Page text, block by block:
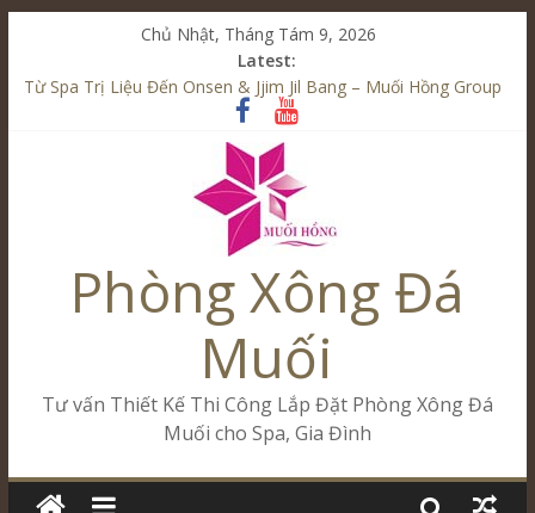
Chủ Nhật, Tháng Tám 9, 2026
Latest:
Từ Spa Trị Liệu Đến Onsen & Jjim Jil Bang – Muối Hồng Group
Kết Hợp Onsen & Jjim Jil Bang Trong Mô Hình Spa – Muối
Cham Riverside Onsen & Jjim Jil Bang Đà Nẵng Muối Hồng
Spa Jjim Jil Bang Kết Hợp Onsen – Kinh Doanh Chuẩn Sao –
Tăng Doanh Số Kinh Doanh Lắp Đặt Onsen & Jjim Jil Bang –
Muối Hồng Group
Phòng Xông Đá
Muối
Tư vấn Thiết Kế Thi Công Lắp Đặt Phòng Xông Đá
Muối cho Spa, Gia Đình